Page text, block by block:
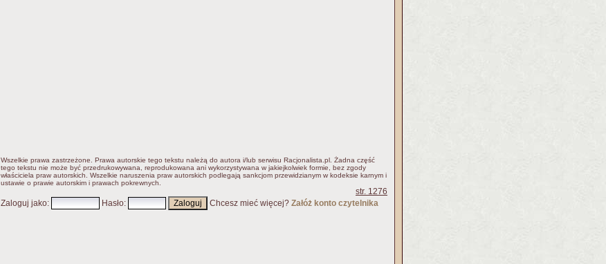
Wszelkie prawa zastrzeżone. Prawa autorskie tego tekstu należą do autora i/lub serwisu Racjonalista.pl. Żadna część
tego tekstu nie może być przedrukowywana, reprodukowana ani wykorzystywana w jakiejkolwiek formie, bez zgody
właściciela praw autorskich. Wszelkie naruszenia praw autorskich podlegają sankcjom przewidzianym w kodeksie karnym i
ustawie o prawie autorskim i prawach pokrewnych.
str. 1276
Zaloguj jako: Hasło: Chcesz mieć więcej? Załóż konto czytelnika